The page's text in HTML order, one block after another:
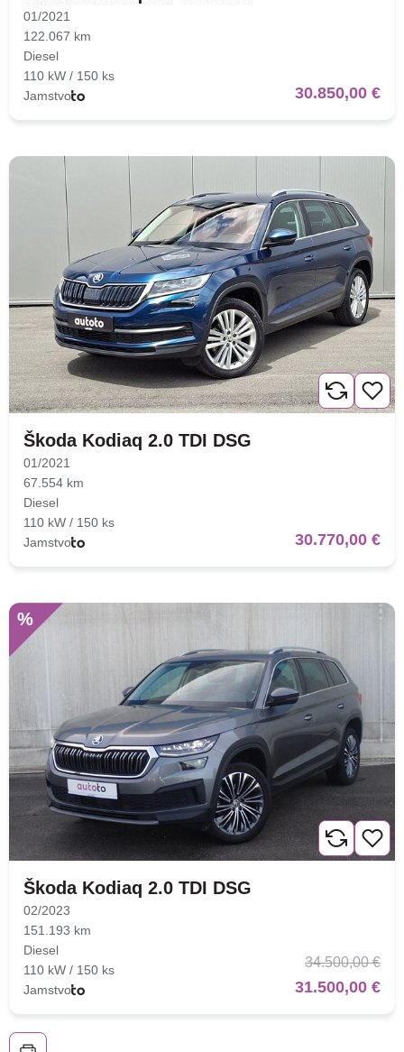
01/2021
122.067 km
Diesel
110 kW / 150 ks
Jamstvo
30.850,00 €
Škoda Kodiaq 2.0 TDI DSG
01/2021
67.554 km
Diesel
110 kW / 150 ks
Jamstvo
30.770,00 €
%
Škoda Kodiaq 2.0 TDI DSG
02/2023
151.193 km
Diesel
110 kW / 150 ks
Jamstvo
34.500,00 €
31.500,00 €
avenija 102, Resnik
Brza pretraga Napredna pretraga
Traži